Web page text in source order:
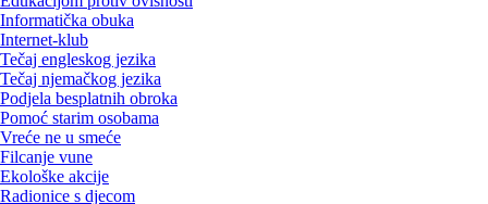
Informatička obuka
Internet-klub
Tečaj engleskog jezika
Tečaj njemačkog jezika
Podjela besplatnih obroka
Pomoć starim osobama
Vreće ne u smeće
Filcanje vune
Ekološke akcije
Radionice s djecom